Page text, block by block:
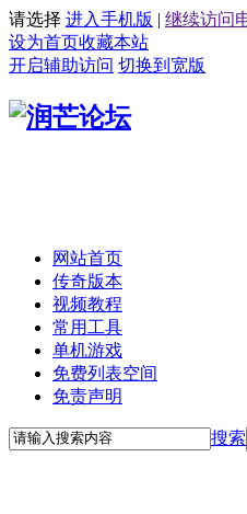
请选择 进入手机版 | 继续访问
设为首页收藏本站
开启辅助访问 切换到宽版
网站首页
传奇版本
视频教程
常用工具
单机游戏
免费列表空间
免责声明
搜索